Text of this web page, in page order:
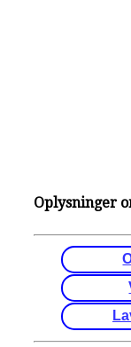
Oplysninger